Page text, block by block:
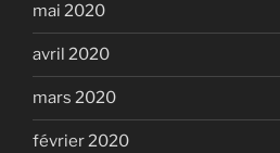
mai 2020
avril 2020
mars 2020
février 2020